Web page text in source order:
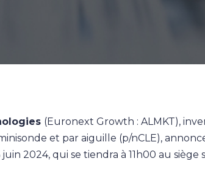
(Euronext Growth : ALMKT),
et par aiguille (p/nCLE),
2024, qui se tiendra à 11h00 au siège